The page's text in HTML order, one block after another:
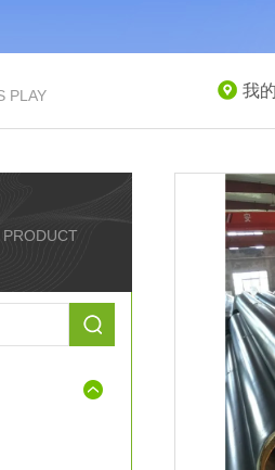
PLAY 我
PRODUCT